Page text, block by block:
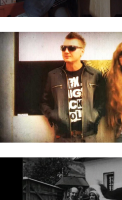
MONYO +